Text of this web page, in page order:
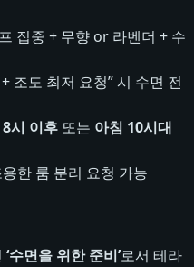
집중 + 무향 or 라벤더 + 수
조도 최저 요청” 시 수면 전
시 이후 또는 아침 10시대
한 룸 분리 요청 가능
‘수면을 위한 준비’로서 테라